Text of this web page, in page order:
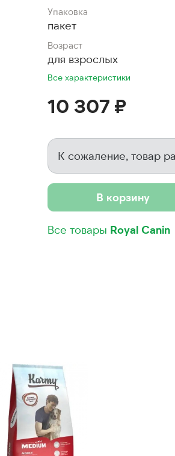
Упаковка
пакет
Возраст
для взрослых
Все характеристики
10 307 ₽
К сожаление, товар
В корзину
Все товары Royal Canin